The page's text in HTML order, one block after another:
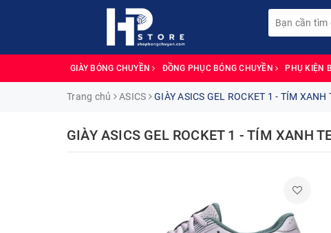
GIÀY BÓNG CHUYỀN ĐỒNG PHỤC BÓNG CHUYỀN PHỤ KIỆN
Trang chủ ASICS GIÀY ASICS GEL ROCKET 1 - TÍM XANH
GIÀY ASICS GEL ROCKET 1 - TÍM XANH